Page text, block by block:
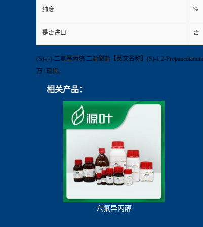
纯度 %
是否进口 否
(S)-(-)-二氨基丙烷 二盐酸盐【英文名称】(S)-1,2-
万+现货。
相关产品：
六氟异丙醇